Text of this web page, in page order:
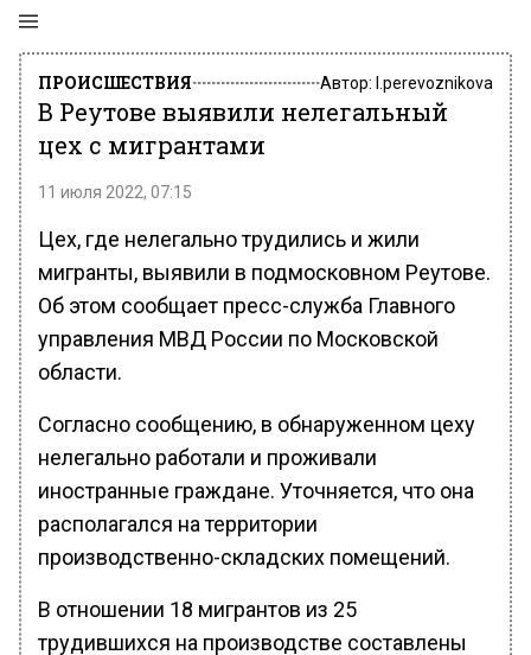
ПРОИСШЕСТВИЯ Автор: l.perevoznikova
В Реутове выявили нелегальный
цех с мигрантами
11 июля 2022, 07:15
Цех, где нелегально трудились и жили
мигранты, выявили в подмосковном Реутове.
Об этом сообщает пресс-служба Главного
управления МВД России по Московской
области.
Согласно сообщению, в обнаруженном цеху
нелегально работали и проживали
иностранные граждане. Уточняется, что она
располагался на территории
производственно-складских помещений.
В отношении 18 мигрантов из 25
трудившихся на производстве составлены